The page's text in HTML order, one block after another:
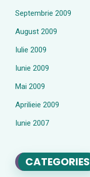
Septembrie 2009
August 2009
Iulie 2009
Iunie 2009
Mai 2009
Aprilieie 2009
Iunie 2007
CATEGORIES